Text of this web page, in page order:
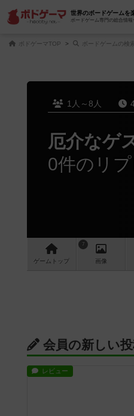
世界のボードゲームを
ボードゲーム専門の総合情報
ボドゲーマTOP ボードゲームの検索
1人～8人
厄介なゲ
0件のリ
ゲーム トップ
7
画像
会員の新しい
レビュー